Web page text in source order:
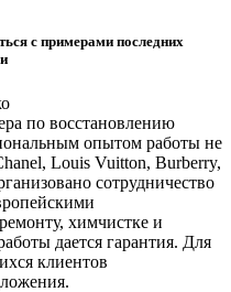
с примерами последних
по восстановлению
опытом работы не
Louis Vuitton, Burberry,
сотрудничество
химчистке и
дается гарантия. Для
клиентов